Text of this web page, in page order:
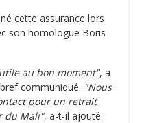
cette assurance lors
son homologue Boris
au bon moment", a
communiqué. "Nous
pour un retrait
du Mali", a-t-il ajouté.